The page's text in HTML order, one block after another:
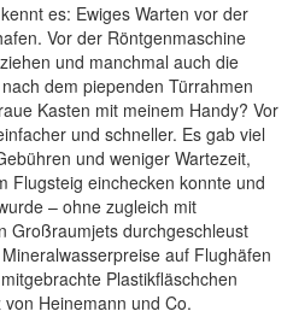
es: Ewiges Warten vor der
Vor der Röntgenmaschine
und manchmal auch die
dem piependen Türrahmen
Kasten mit meinem Handy? Vor
und schneller. Es gab viel
und weniger Wartezeit,
Flugsteig einchecken konnte und
– ohne zugleich mit
Großraumjets durchgeschleust
auf Flughäfen
Plastikfläschchen
Heinemann und Co.